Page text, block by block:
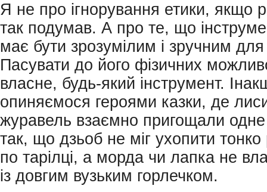
Я не про ігнорування етики, якщо
так подумав. А про те, що
має бути зрозумілим і зручним
Пасувати до його фізичних
власне, будь-який інструмент.
опиняємося героями казки, де
журавель взаємно пригощали одне
так, що дзьоб не міг ухопити тонко
по тарілці, а морда чи лапка не
із довгим вузьким горлечком.